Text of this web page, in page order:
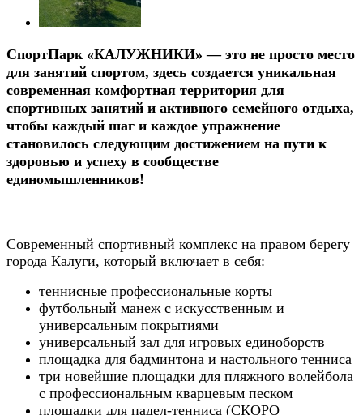
СпортПарк «КАЛУЖНИКИ» — это не просто место
для занятий спортом, здесь создается уникальная
современная комфортная территория для
спортивных занятий и активного семейного отдыха,
чтобы каждый шаг и каждое упражнение
становилось следующим достижением на пути к
здоровью и успеху в сообществе
единомышленников!
Современный спортивный комплекс на правом берегу
города Калуги, который включает в себя:
теннисные профессиональные корты
футбольный манеж с искусственным и
универсальным покрытиями
универсальный зал для игровых единоборств
площадка для бадминтона и настольного тенниса
три новейшие площадки для пляжного волейбола
с профессиональным кварцевым песком
площадки для падел-тенниса (СКОРО